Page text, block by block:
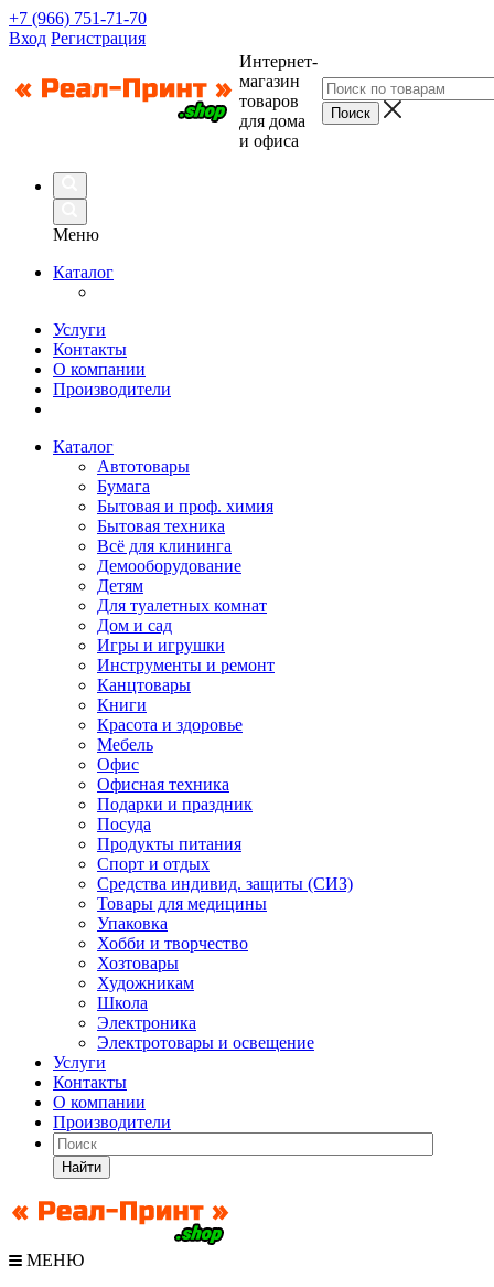
+7 (966) 751-71-70
Вход Регистрация
Интернет-
магазин
товаров
для дома
и офиса
Меню
Каталог
Услуги
Контакты
О компании
Производители
Каталог
Автотовары
Бумага
Бытовая и проф. химия
Бытовая техника
Всё для клининга
Демооборудование
Детям
Для туалетных комнат
Дом и сад
Игры и игрушки
Инструменты и ремонт
Канцтовары
Книги
Красота и здоровье
Мебель
Офис
Офисная техника
Подарки и праздник
Посуда
Продукты питания
Спорт и отдых
Средства индивид. защиты (СИЗ)
Товары для медицины
Упаковка
Хобби и творчество
Хозтовары
Художникам
Школа
Электроника
Электротовары и освещение
Услуги
Контакты
О компании
Производители
Найти
МЕНЮ